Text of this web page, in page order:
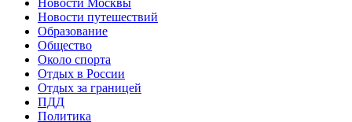
Новости путешествий
Образование
Общество
Около спорта
Отдых в России
Отдых за границей
ПДД
Политика